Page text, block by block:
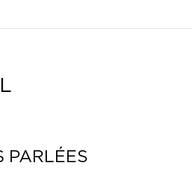
PARLÉES